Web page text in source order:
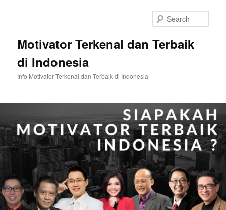
Motivator Terkenal dan Terbaik
di Indonesia
Info Motivator Terkenal dan Terbaik di Indonesia